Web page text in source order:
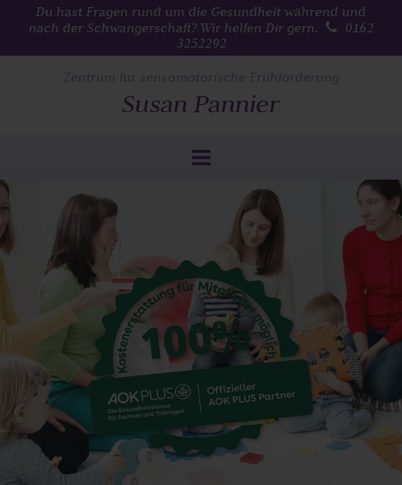
Du hast Fragen rund um die Gesundheit während und
nach der Schwangerschaft? Wir helfen Dir gern. 
0162
3252292
Susan Pannier